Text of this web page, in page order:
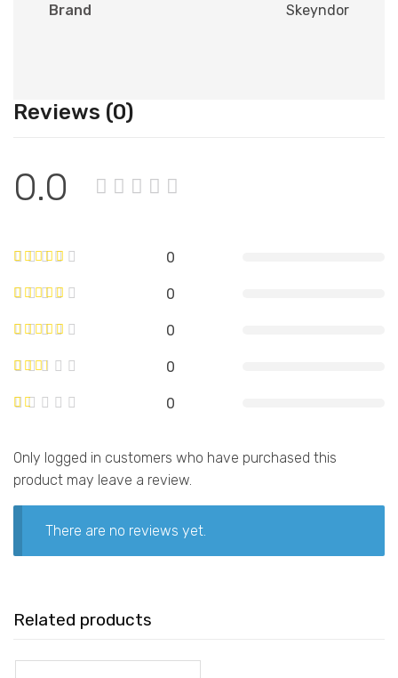
Brand Skeyndor
Reviews (0)
0.0
0
0
0
0
0
Only logged in customers who have purchased this
product may leave a review.
There are no reviews yet.
Related products